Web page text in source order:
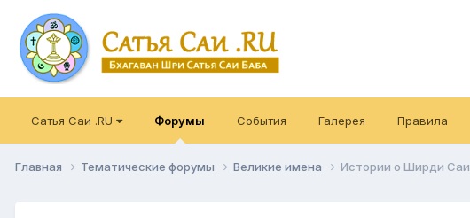
Сатья Саи .RU Форумы События Галерея Правила
Главная Тематические форумы Великие имена Истории о Ширди Саи